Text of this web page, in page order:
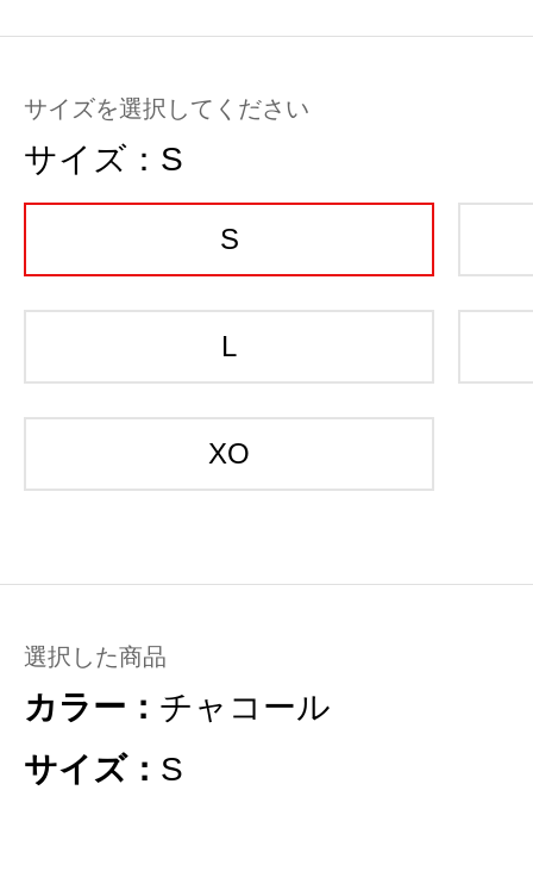
サイズを選択してください
サイズ： S
S
L
XO
選択した商品
カラー： チャコール
サイズ： S